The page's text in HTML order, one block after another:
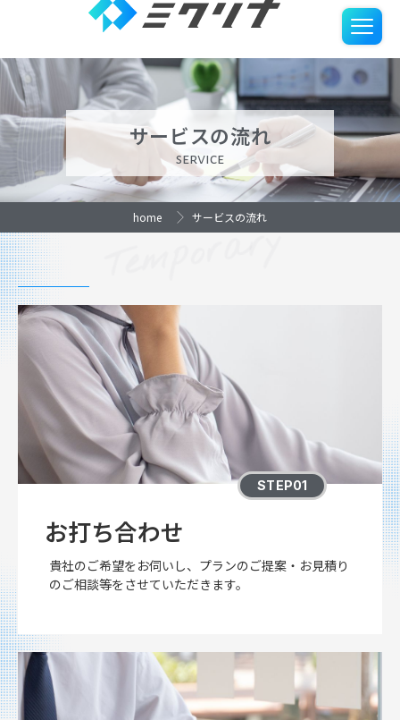
サービスの流れ
サービスの流れ
service
home サービスの流れ
Temporary
お打ち合わせ
貴社のご希望をお伺いし、プランのご提案・お見積り
のご相談等をさせていただきます。
STEP01